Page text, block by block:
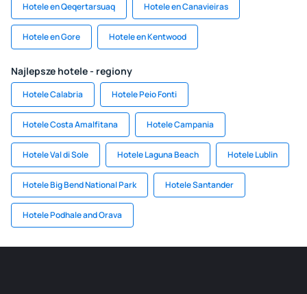
Hotele en Qeqertarsuaq Hotele en Canavieiras
Hotele en Gore Hotele en Kentwood
Najlepsze hotele - regiony
Hotele Calabria Hotele Peio Fonti
Hotele Costa Amalfitana Hotele Campania
Hotele Val di Sole Hotele Laguna Beach Hotele Lublin
Hotele Big Bend National Park Hotele Santander
Hotele Podhale and Orava